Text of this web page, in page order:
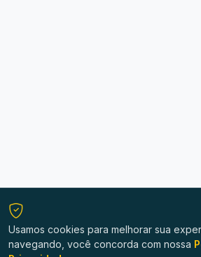
Usamos cookies para melhorar sua
navegando, você concorda com nossa